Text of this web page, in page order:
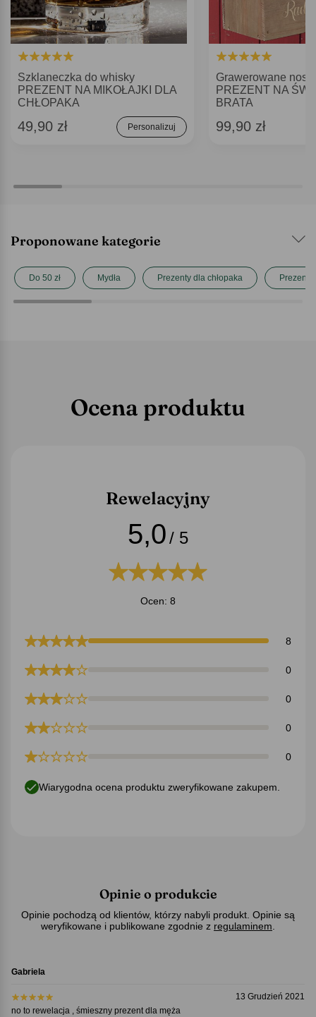
Szklaneczka do whisky
PREZENT NA MIKOŁAJKI DLA
CHŁOPAKA
49,90 zł Personalizuj
Grawerowane
PREZENT NA
BRATA
99,90 zł
Proponowane kategorie
Do 50 zł Mydła Prezenty dla chłopaka Prezenty
Ocena produktu
Rewelacyjny
5,0/ 5
Ocen: 8
8
0
0
0
0
Wiarygodna ocena produktu zweryfikowane zakupem.
Opinie o produkcie
Opinie pochodzą od klientów, którzy nabyli produkt. Opinie są
weryfikowane i publikowane zgodnie z regulaminem
Gabriela
13 Grudzień 2021
no to rewelacja , śmieszny prezent dla męża